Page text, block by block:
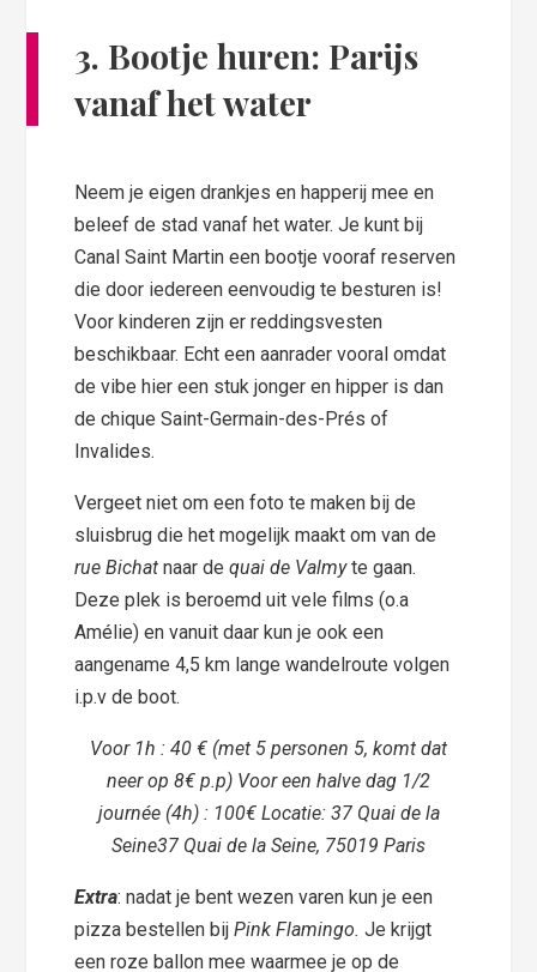
3. Bootje huren: Parijs
vanaf het water
Neem je eigen drankjes en happerij mee en
beleef de stad vanaf het water. Je kunt bij
Canal Saint Martin een bootje vooraf reserven
die door iedereen eenvoudig te besturen is!
Voor kinderen zijn er reddingsvesten
beschikbaar. Echt een aanrader vooral omdat
de vibe hier een stuk jonger en hipper is dan
de chique Saint-Germain-des-Prés of
Invalides.
Vergeet niet om een foto te maken bij de
sluisbrug die het mogelijk maakt om van de
rue Bichat naar de quai de Valmyte gaan.
Deze plek is beroemd uit vele films (o.a
Amélie) en vanuit daar kun je ook een
aangename 4,5 km lange wandelroute volgen
i.p.v de boot.
Voor 1h : 40 € (met 5 personen 5, komt dat
neer op 8€ p.p) Voor een halve dag 1/2
journée (4h) : 100€ Locatie: 37 Quai de la
Seine37 Quai de la Seine, 75019 Paris
Extra: nadat je bent wezen varen kun je een
pizza bestellen bijPink Flamingo. Je krijgt
een roze ballon mee waarmee je op de